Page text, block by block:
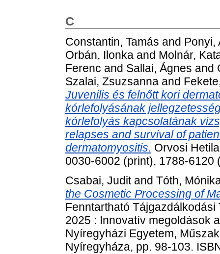
C
Constantin, Tamás and Ponyi,
Orbán, Ilonka and Molnár,
Ferenc and Sallai, Ágnes and
Szalai, Zsuzsanna and
Juvenilis és felnőtt kori
kórlefolyásának
kórlefolyás kapcsolatának
relapses and survival of
dermatomyositis. Orvosi
0030-6002 (print), 1788-6120
Csabai, Juditand Tóth,
the Cosmetic Processing of
Fenntartható
2025 : Innovatív megoldások
Nyíregyházi Egyetem,
Nyíregyháza, pp. 98-103.